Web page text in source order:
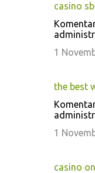
casino
1
the best
1
casino